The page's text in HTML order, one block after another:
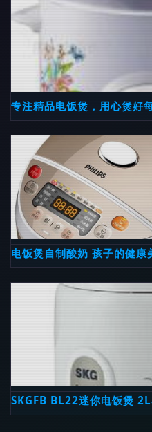
专注精品电饭煲，用心煲
电饭煲自制酸奶 孩子的健康
SKGFB BL22迷你电饭煲